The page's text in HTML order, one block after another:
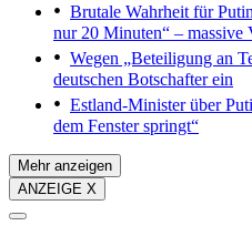
Brutale Wahrheit für Putin
nur 20 Minuten“ – massive
Wegen „Beteiligung an
deutschen Botschafter ein
Estland-Minister über
dem Fenster springt“
Mehr anzeigen
ANZEIGE X